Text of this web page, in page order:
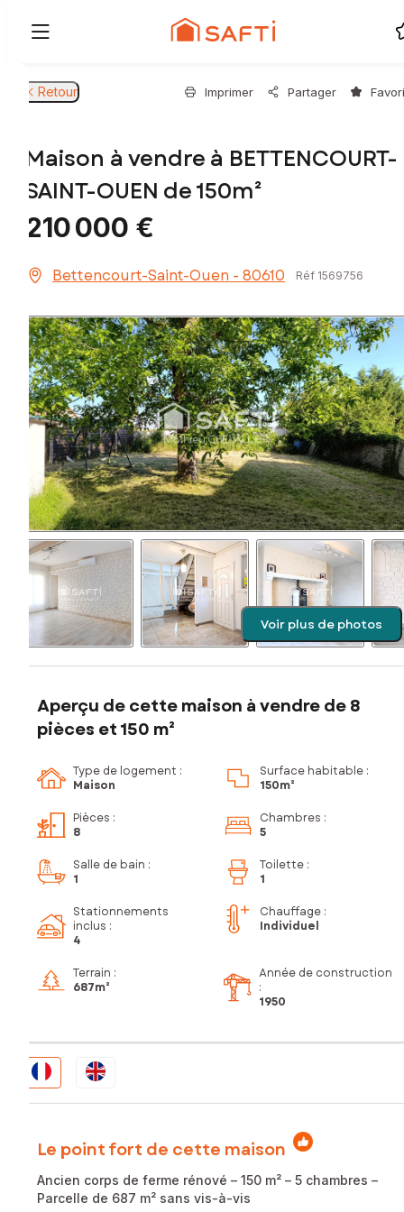
Retour Imprimer Partager
Maison à vendre à BETTENCOURT-
SAINT-OUEN de 150m²
210 000 €
Bettencourt-Saint-Ouen - 80610 Réf 1569756
Voir plus de photos
Aperçu de cette maison à vendre de 8
pièces et 150 m²
Type de logement :
Maison
Surface habitable :
150m²
Pièces :
8
Chambres :
5
Salle de bain :
1
Toilette :
1
Stationnements
inclus :
4
Chauffage :
Individuel
Terrain :
687m²
Année de construction
:
1950
Le point fort de cette maison
Ancien corps de ferme rénové – 150 m² – 5 chambres –
Parcelle de 687 m² sans vis-à-vis